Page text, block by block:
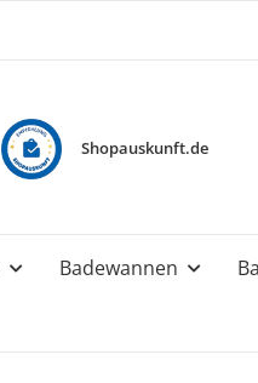
Shopauskunft.de
Badewannen